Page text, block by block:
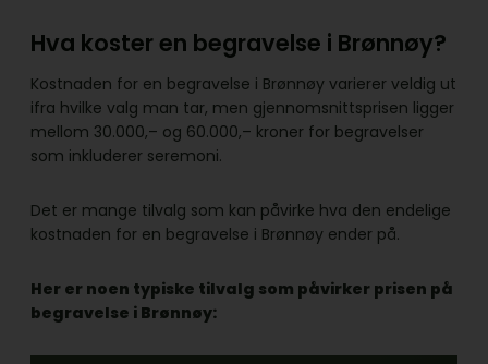
Hva koster en begravelse i Brønnøy?
Kostnaden for en begravelse i Brønnøy varierer veldig ut
ifra hvilke valg man tar, men gjennomsnittsprisen ligger
mellom 30.000,– og 60.000,– kroner for begravelser
som inkluderer seremoni.
Det er mange tilvalg som kan påvirke hva den endelige
kostnaden for en begravelse i Brønnøy ender på.
Her er noen typiske tilvalg som påvirker prisen på
begravelse i Brønnøy: